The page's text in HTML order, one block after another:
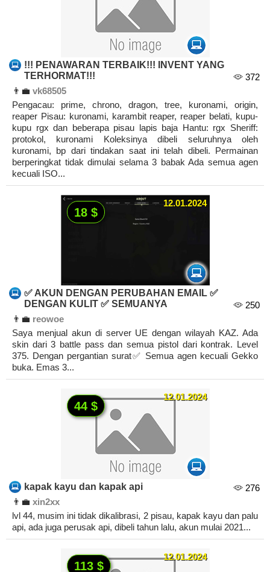
!!! PENAWARAN TERBAIK!!! INVENT YANG
TERHORMAT!!!
372
👨‍💼 vk68505
Pengacau: prime, chrono, dragon, tree, kuronami, origin,
reaper Pisau: kuronami, karambit reaper, reaper belati, kupu-
kupu rgx dan beberapa pisau lapis baja Hantu: rgx Sheriff:
protokol, kuronami Koleksinya dibeli seluruhnya oleh
kuronami, bp dari tindakan saat ini telah dibeli. Permainan
berperingkat tidak dimulai selama 3 babak Ada semua agen
kecuali ISO...
12.01.2024
18 $
✅ AKUN DENGAN PERUBAHAN EMAIL ✅
DENGAN KULIT ✅ SEMUANYA
250
👨‍💼 reowoe
Saya menjual akun di server UE dengan wilayah KAZ. Ada
skin dari 3 battle pass dan semua pistol dari kontrak. Level
375. Dengan pergantian surat✅ Semua agen kecuali Gekko
buka. Emas 3...
12.01.2024
44 $
kapak kayu dan kapak api
276
👨‍💼 xin2xx
lvl 44, musim ini tidak dikalibrasi, 2 pisau, kapak kayu dan palu
api, ada juga perusak api, dibeli tahun lalu, akun mulai 2021...
12.01.2024
113 $